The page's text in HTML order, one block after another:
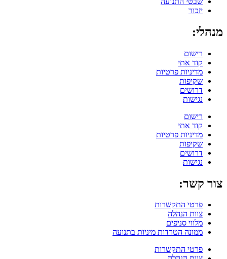
יזכור
מנהלי:
רישום
קוד אתי
מדיניות פרטיות
שקיפות
דרושים
נגישות
רישום
קוד אתי
מדיניות פרטיות
שקיפות
דרושים
נגישות
צור קשר:
פרטי התקשרות
צוות הנהלה
מלווי סניפים
ממונה הטרדות מיניות בתנועה
פרטי התקשרות